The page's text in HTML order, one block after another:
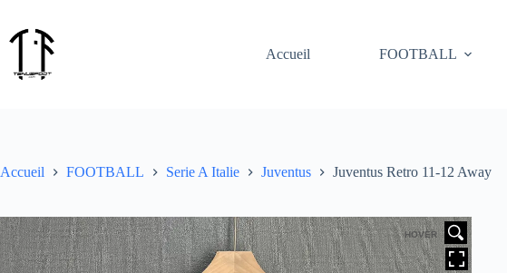
contenu
Accueil
FOOTBALL
Accueil FOOTBALL Serie A Italie Juventus Juventus Retro 11-12 Away
HOVER